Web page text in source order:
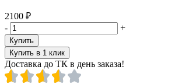
2100 ₽
-
+
Купить
Купить в 1 клик
Доставка до ТК в день заказа!